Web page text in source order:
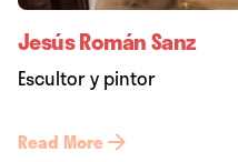
Jesús Román Sanz
Escultor y pintor
Read More